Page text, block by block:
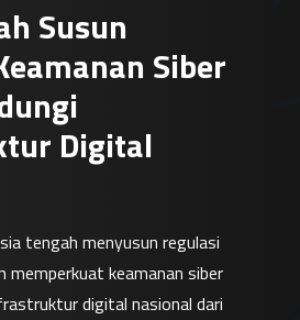
Susun
Siber
Digital
tengah menyusun regulasi
memperkuat keamanan siber
digital nasional dari